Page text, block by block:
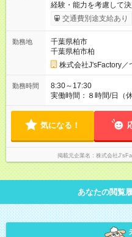
経験・能力を考慮して
残業代（月40時間分、
支給します。
交通費別途支給あり
勤務地
千葉県柏市
千葉県柏市柏
株式会社J'sFactory／
勤務時間
8:30～17:30
実働時間：８時間/日（
ての時差出勤の場合あり
気になる！
掲載元企業名 株式会社
あなたの閲覧